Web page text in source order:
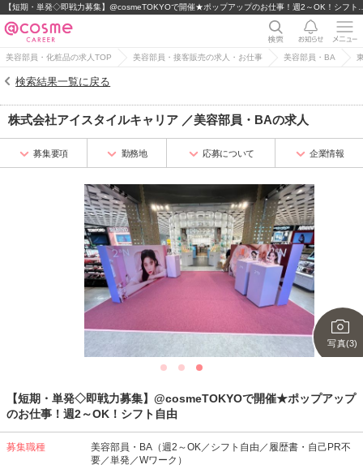
美容部員・化粧品の求人TOP 美容部員・接客販売の求人・お仕事 美容部員・BA
検索結果一覧に戻る
株式会社アイスタイルキャリア ／美容部員・BAの求人
募集要項 勤務地 応募について 企業情報
写真(3)
【短期・単発◇即戦力募集】@cosmeTOKYOで開催★ポップアップ
のお仕事！週2～OK！シフト自由
募集職種
美容部員・BA（週2～OK／シフト自由／履歴書・自己PR不
要／単発／Wワーク）